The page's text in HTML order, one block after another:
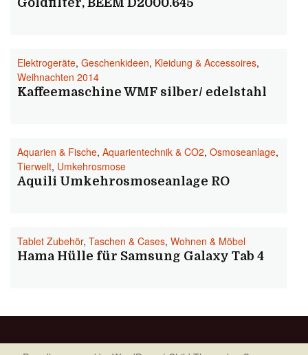
Goldfilter, BEEM D2000.645
Elektrogeräte, Geschenkideen, Kleidung & Accessoires,
Weihnachten 2014
Kaffeemaschine WMF silber/ edelstahl
Aquarien & Fische, Aquarientechnik & CO2, Osmoseanlage,
Tierwelt, Umkehrosmose
Aquili Umkehrosmoseanlage RO
Tablet Zubehör, Taschen & Cases, Wohnen & Möbel
Hama Hülle für Samsung Galaxy Tab 4